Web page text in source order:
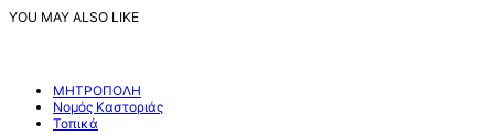
YOU MAY ALSO LIKE
ΜΗΤΡΟΠΟΛΗ
Νομός Καστοριάς
Τοπικά